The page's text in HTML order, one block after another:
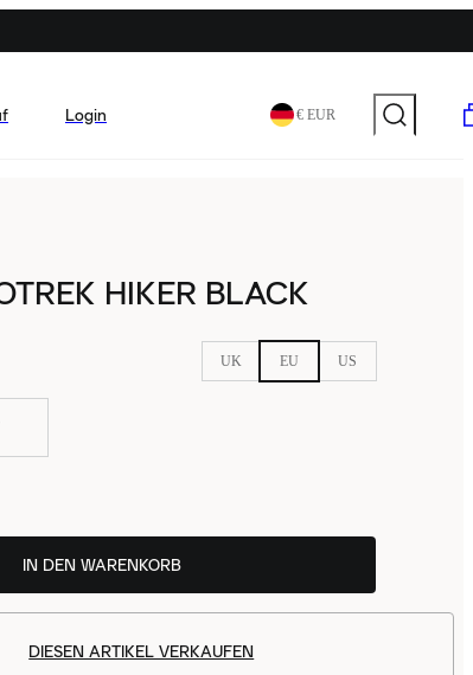
Login € EUR
HIKER BLACK
UK EU US
IN DEN WARENKORB
DIESEN ARTIKEL VERKAUFEN